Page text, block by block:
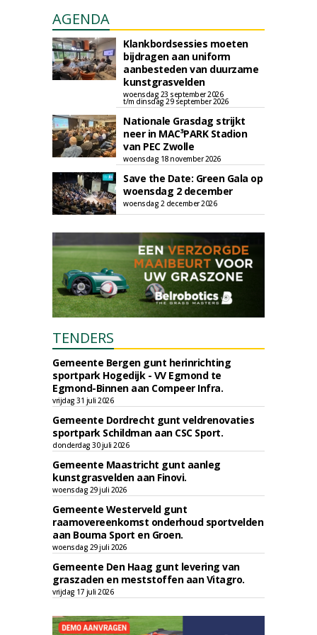
AGENDA
Klankbordsessies moeten
bijdragen aan uniform
aanbesteden van duurzame
kunstgrasvelden
woensdag 23 september 2026
t/m dinsdag 29 september 2026
Nationale Grasdag strijkt
neer in MAC³PARK Stadion
van PEC Zwolle
woensdag 18 november 2026
Save the Date: Green Gala op
woensdag 2 december
woensdag 2 december 2026
TENDERS
Gemeente Bergen gunt herinrichting
sportpark Hogedijk - VV Egmond te
Egmond-Binnen aan Compeer Infra.
vrijdag 31 juli 2026
Gemeente Dordrecht gunt veldrenovaties
sportpark Schildman aan CSC Sport.
donderdag 30 juli 2026
Gemeente Maastricht gunt aanleg
kunstgrasvelden aan Finovi.
woensdag 29 juli 2026
Gemeente Westerveld gunt
raamovereenkomst onderhoud sportvelden
aan Bouma Sport en Groen.
woensdag 29 juli 2026
Gemeente Den Haag gunt levering van
graszaden en meststoffen aan Vitagro.
vrijdag 17 juli 2026